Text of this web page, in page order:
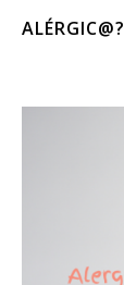
ALÉRGIC@?